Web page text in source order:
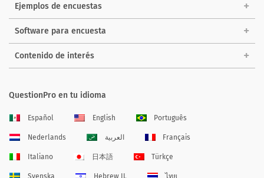
Ejemplos de encuestas
Software para encuesta
Contenido de interés
QuestionPro en tu idioma
Español English Português
Nederlands العربية Français
Italiano 日本語 Türkçe
Svenska Hebrew IL ไทย